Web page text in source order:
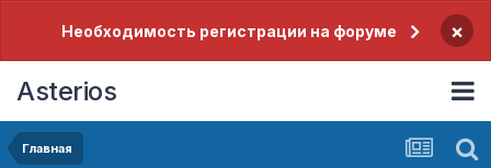
Необходимость регистрации на форуме ×
Asterios
Главная